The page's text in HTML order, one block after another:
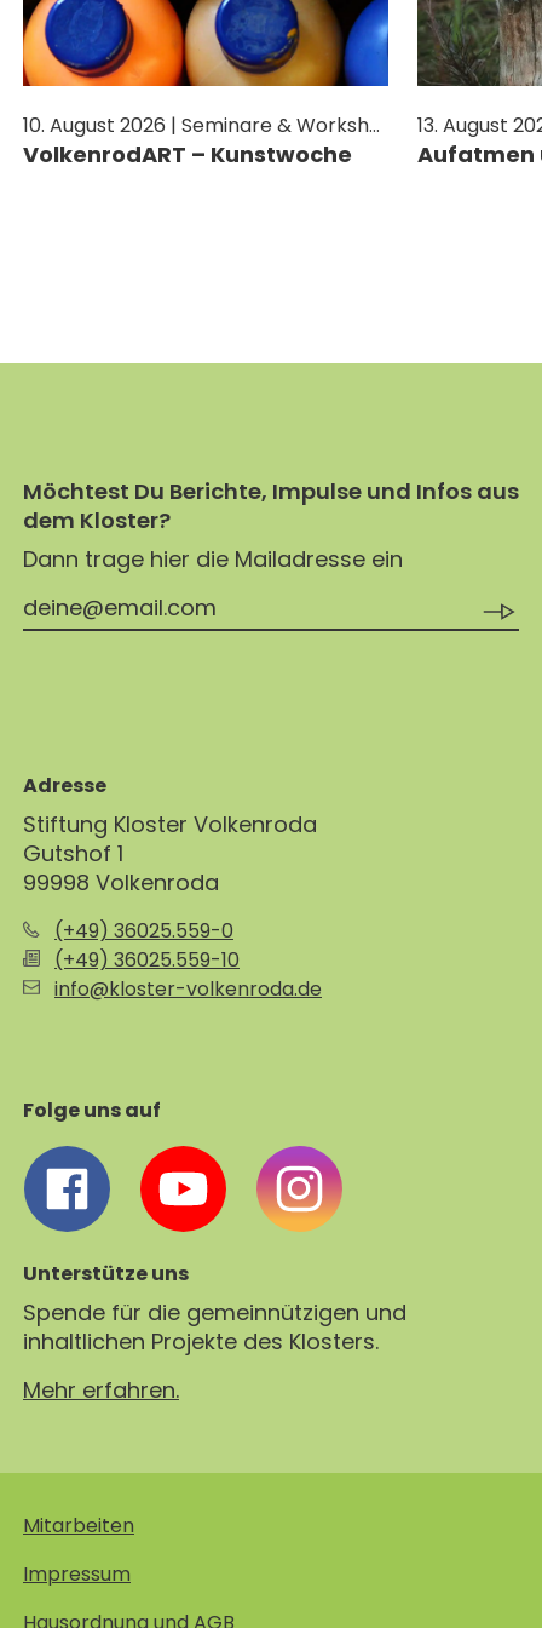
JETZT SPENDEN
10. August 2026 | Seminare & Workshops
VolkenrodART – Kunstwoche Aufatmen
Möchtest Du Berichte, Impulse und Infos aus
dem Kloster?
Dann trage hier die Mailadresse ein
Adresse
Stiftung Kloster Volkenroda
Gutshof 1
99998 Volkenroda
(+49) 36025.559-0
(+49) 36025.559-10
info@kloster-volkenroda.de
Folge uns auf
Unterstütze uns
Spende für die gemeinnützigen und
inhaltlichen Projekte des Klosters.
Mehr erfahren.
Mitarbeiten
Impressum